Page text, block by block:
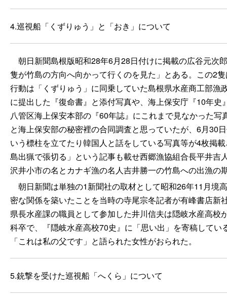
4.巡視船「くずりゅう」と「おき」について
朝日新聞島根版昭和28年6月28日付けに掲載の広谷元次
隻が竹島の方向へ向かって行くのを見た」とある。この2
行動は「くずりゅう」に同乗していた島根県水産商工部
に提出した『復命書』と添付写真や、海上保安庁『10年
八管区海上保安本部の『60年誌』にこれまで見なかった
と海上保安部の秘密裡の合同調査と思っていたが、6月30
いう標柱を立てたり韓国人と話をしている写真等が4枚掲
島出猟で張切る」という記事も載せ西郷漁協組合長平井
沢井小市の名とカナギ漁の名人吉井勝一の竹島への出漁の
朝日新聞は単独の1新聞社の取材として昭和26年11月境
密な関係を築いたことを当時の寺尾宗冬記者が有峰書店
県長水産課の職員として参加した井川信夫は隠岐水産高
科卒で、『隠岐水産高校70史』に「思い出」を寄稿して
「これは私の父です」と語られた女性がおられた。
5.銃撃を受けた巡視船「へくら」について